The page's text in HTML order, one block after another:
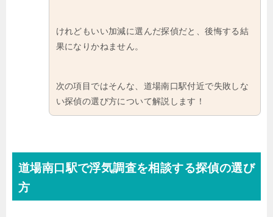
けれどもいい加減に選んだ探偵だと、後悔する結
果になりかねません。
次の項目ではそんな、道場南口駅付近で失敗しな
い探偵の選び方について解説します！
道場南口駅で浮気調査を相談する探偵の選び
方